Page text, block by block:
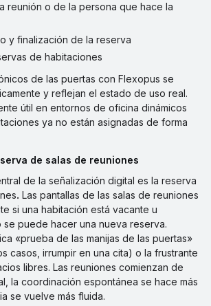
reunión o de la persona que hace la
y finalización de la reserva
de habitaciones
de las puertas con Flexopus se
y reflejan el estado de uso real.
útil en entornos de oficina dinámicos
ya no están asignadas de forma
de salas de reuniones
de la señalización digital es la reserva
. Las pantallas de las salas de reuniones
si una habitación está vacante u
puede hacer una nueva reserva.
«prueba de las manijas de las puertas»
casos, irrumpir en una cita) o la frustrante
libres. Las reuniones comienzan de
la coordinación espontánea se hace más
se vuelve más fluida.